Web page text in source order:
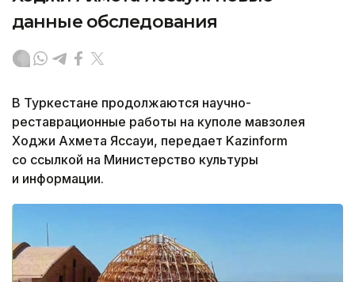
данные обследования
В Туркестане продолжаются научно-
реставрационные работы на куполе мавзолея
Ходжи Ахмета Яссауи, передает Kazinform
со ссылкой на Министерство культуры
и информации.